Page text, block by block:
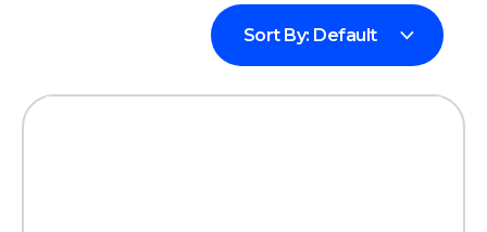
Sort By: Default